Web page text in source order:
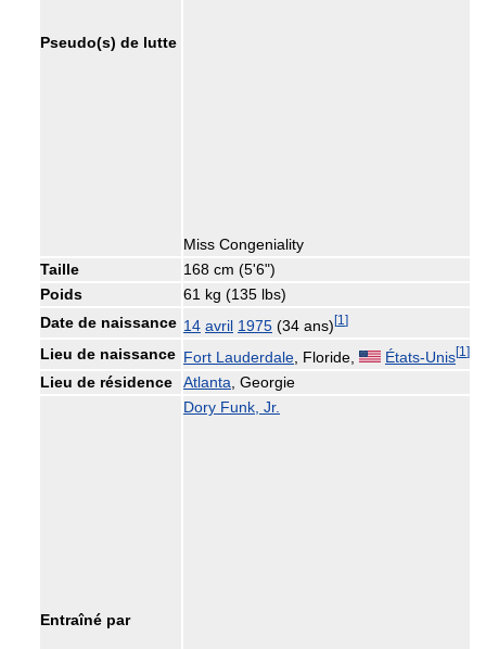
Pseudo(s) de lutte
Miss Congeniality
Taille
168 cm (5'6")
Poids
61 kg (135 lbs)
Date de naissance 14 avril 1975 (34 ans)[1 ]
Lieu de naissance Fort Lauderdale , Floride, États-Unis[1 ]
Lieu de résidence Atlanta , Georgie
Entraîné par
Dory Funk, Jr.